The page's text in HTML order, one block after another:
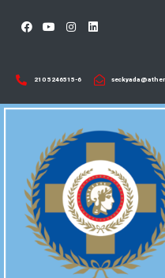
210 5246515-6​